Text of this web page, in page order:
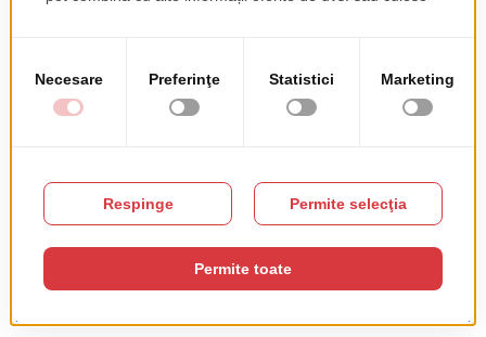
Serviciile noastre de dezvoltare
de aplicatii web